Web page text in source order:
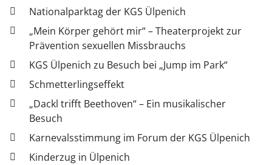
Nationalparktag der KGS Ülpenich
„Mein Körper gehört mir“ – Theaterprojekt zur
Prävention sexuellen Missbrauchs
KGS Ülpenich zu Besuch bei „Jump im Park“
Schmetterlingseffekt
„Dackl trifft Beethoven“ – Ein musikalischer
Besuch
Karnevalsstimmung im Forum der KGS Ülpenich
Kinderzug in Ülpenich